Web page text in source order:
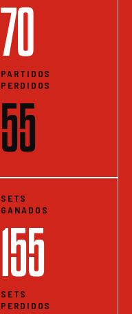
70
PARTIDOS
PERDIDOS
55
SETS
GANADOS
155
SETS
PERDIDOS